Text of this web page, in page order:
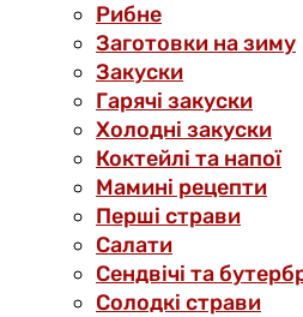
Рибне
Заготовки на зиму
Закуски
Гарячі закуски
Холодні закуски
Коктейлі та напої
Мамині рецепти
Перші страви
Салати
Сендвічі та
Солодкі страви